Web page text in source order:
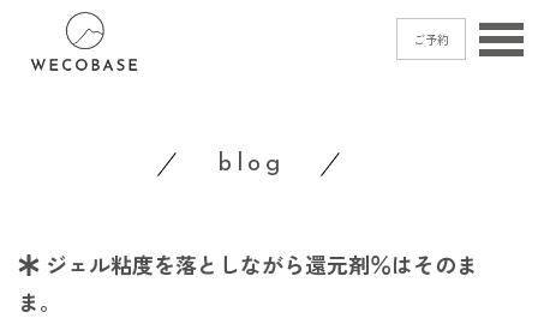
ご予約
shop access
blog
ジェル粘度を落としながら還元剤％はそのま
ま。